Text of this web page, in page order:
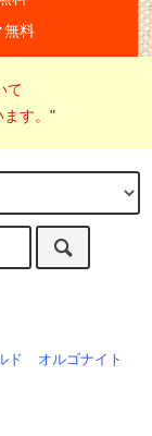
無料
て
ます。"
ド オルゴナイト